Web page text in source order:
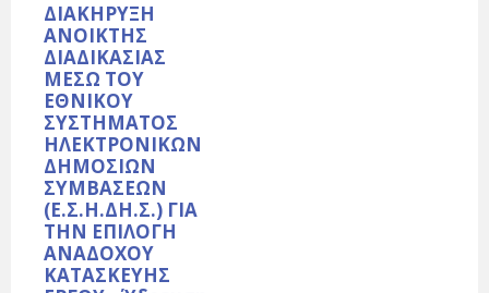
ΔΙΑΚΗΡΥΞΗ
ΑΝΟΙΚΤΗΣ
ΔΙΑΔΙΚΑΣΙΑΣ
ΜΕΣΩ ΤΟΥ
ΕΘΝΙΚΟΥ
ΣΥΣΤΗΜΑΤΟΣ
ΗΛΕΚΤΡΟΝΙΚΩΝ
ΔΗΜΟΣΙΩΝ
ΣΥΜΒΑΣΕΩΝ
(Ε.Σ.Η.ΔΗ.Σ.) ΓΙΑ
ΤΗΝ ΕΠΙΛΟΓΗ
ΑΝΑΔΟΧΟΥ
ΚΑΤΑΣΚΕΥΗΣ